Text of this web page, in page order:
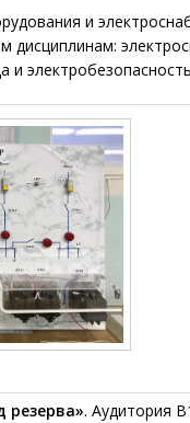
и
дисциплинам:
и
резерва». Аудитория